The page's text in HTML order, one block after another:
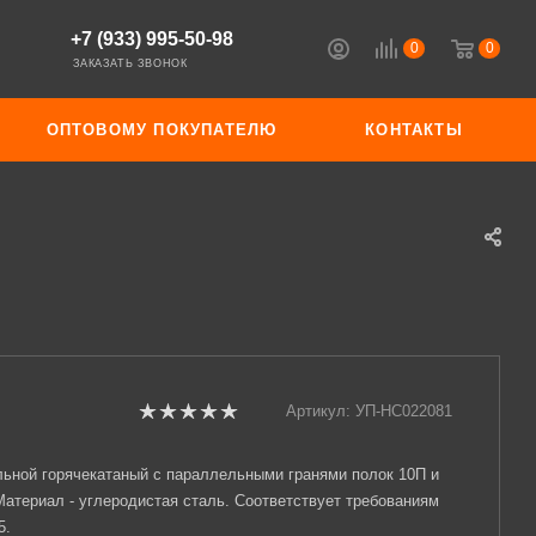
0 0
+7 (933) 995-50-98
ЗАКАЗАТЬ ЗВОНОК
ОПТОВОМУ ПОКУПАТЕЛЮ КОНТАКТЫ
Артикул: УП-НС022081
горячекатаный с параллельными гранями полок 10П и
- углеродистая сталь. Соответствует требованиям